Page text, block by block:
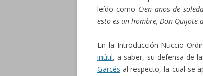
leído como Cien años de
esto es un hombre, Don Quijote
En la Introducción Nuccio
inútil, a saber, su defensa de
Garcés al respecto, la cual se